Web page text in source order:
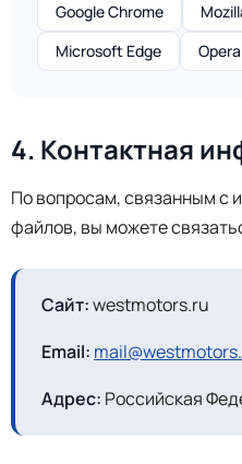
Google Chrome
Microsoft Edge
Opera
4. Контактная
По вопросам, связанным с
файлов, вы можете
Сайт:westmotors.ru
Email:
Адрес: Российская